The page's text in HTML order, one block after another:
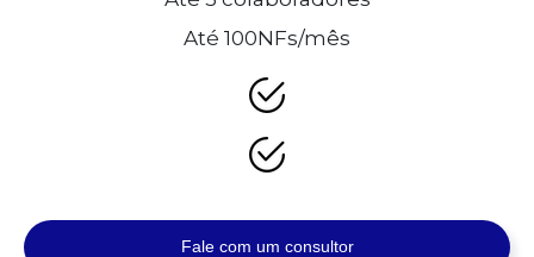
Até 100NFs/mês
Fale com um consultor